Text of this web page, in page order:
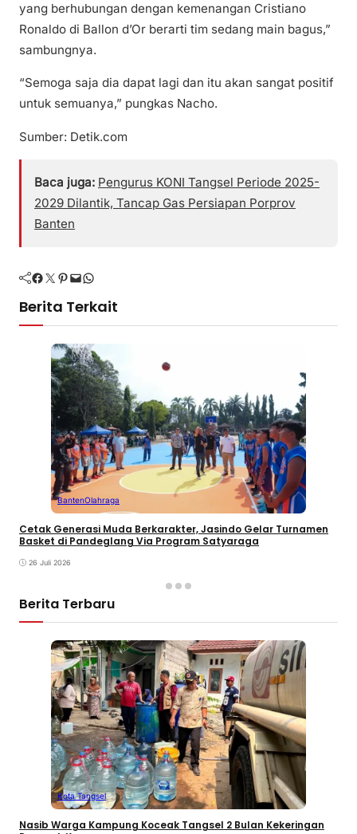
yang berhubungan dengan kemenangan Cristiano
Ronaldo di Ballon d’Or berarti tim sedang main bagus,”
sambungnya.
“Semoga saja dia dapat lagi dan itu akan sangat positif
untuk semuanya,” pungkas Nacho.
Sumber: Detik.com
Baca juga: Pengurus KONI Tangsel Periode 2025-
2029 Dilantik, Tancap Gas Persiapan Porprov
Banten
Facebook Twitter Pinterest Mail WhatsApp
Berita Terkait
BantenOlahraga
Cetak Generasi Muda Berkarakter, Jasindo Gelar Turnamen
Basket di Pandeglang Via Program Satyaraga
26 Juli 2026
Berita Terbaru
Kota Tangsel
Nasib Warga Kampung Koceak Tangsel 2 Bulan Kekeringan